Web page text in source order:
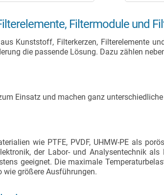
Filtermodule und
Kunststoff, Filterkerzen, Filterelemente
die passende Lösung. Dazu zählen
Einsatz und machen ganz
wie PTFE, PVDF, UHMW-PE als
der Labor- und Analysentechnik
geeignet. Die maximale
wie größere Ausführungen.